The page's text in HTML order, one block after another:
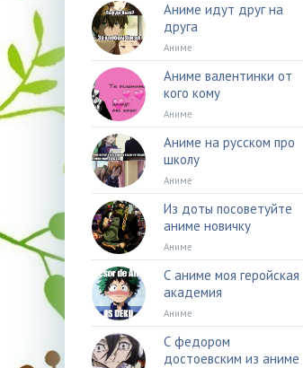
Аниме идут друг на
друга
Аниме
Аниме валентинки от
кого кому
Аниме
Аниме на русском про
школу
Аниме
Из доты посоветуйте
аниме новичку
Аниме
С аниме моя геройская
академия
Аниме
С федором
достоевским из аниме